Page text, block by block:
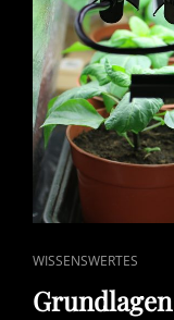
CAT
LINKS
WISSENSWERTES